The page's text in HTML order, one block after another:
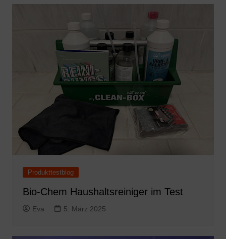
Produkttestblog
Bio-Chem Haushaltsreiniger im Test
Eva 5. März 2025